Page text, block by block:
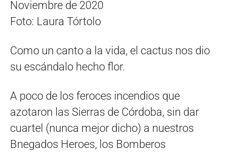
Noviembre de 2020
Foto: Laura Tórtolo
Como un canto a la vida, el cactus nos dio
su escándalo hecho flor.
A poco de los feroces incendios que
azotaron las Sierras de Córdoba, sin dar
cuartel (nunca mejor dicho) a nuestros
Bnegados Heroes, los Bomberos